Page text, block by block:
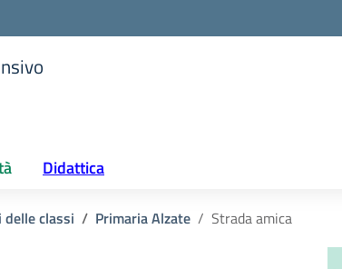
Didattica
classi Primaria Alzate Strada amica